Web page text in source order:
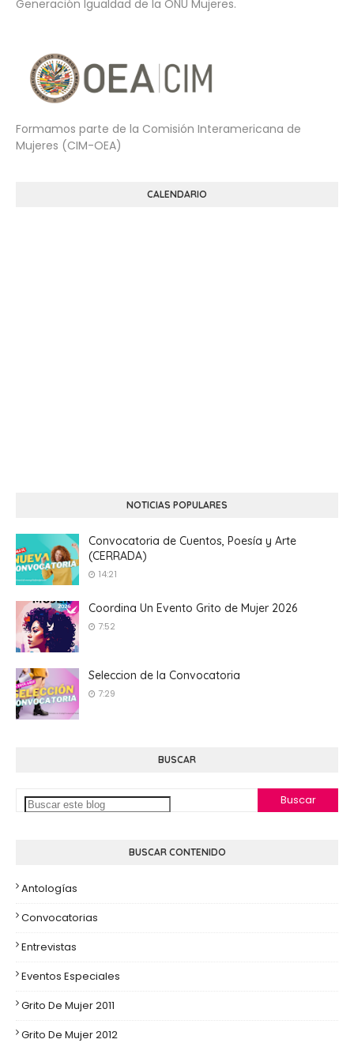
Generación Igualdad de la ONU Mujeres.
Formamos parte de la Comisión Interamericana de
Mujeres (CIM-OEA)
CALENDARIO
NOTICIAS POPULARES
Convocatoria de Cuentos, Poesía y Arte
(CERRADA)
14:21
Coordina Un Evento Grito de Mujer 2026
7:52
Seleccion de la Convocatoria
7:29
BUSCAR
BUSCAR CONTENIDO
Antologías
Convocatorias
Entrevistas
Eventos Especiales
Grito De Mujer 2011
Grito De Mujer 2012